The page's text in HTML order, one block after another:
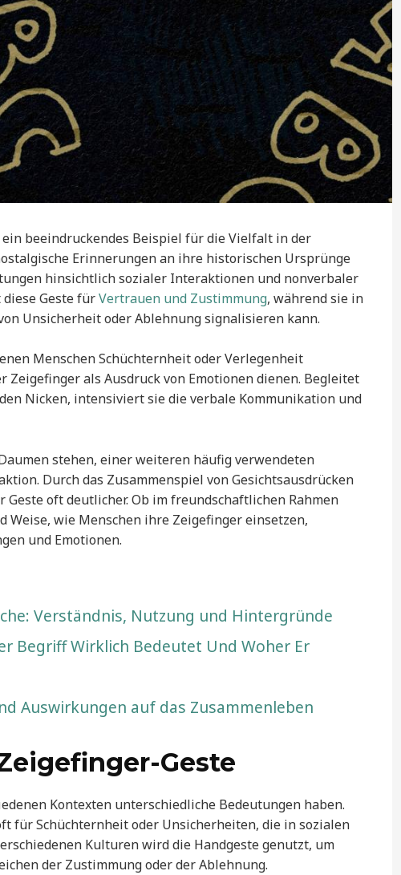
ein beeindruckendes Beispiel für die Vielfalt in der
Erinnerungen an ihre historischen Ursprünge
hinsichtlich sozialer Interaktionen und nonverbaler
Geste fürVertrauen und Zustimmung, während sie in
Unsicherheit oder Ablehnung signalisieren kann.
Menschen Schüchternheit oder Verlegenheit
als Ausdruck von Emotionen dienen. Begleitet
Nicken, intensiviert sie die verbale Kommunikation und
stehen, einer weiteren häufig verwendeten
Durch das Zusammenspiel von Gesichtsausdrücken
oft deutlicher. Ob im freundschaftlichen Rahmen
wie Menschen ihre Zeigefinger einsetzen,
und Emotionen.
Verständnis, Nutzung und Hintergründe
Begriff Wirklich Bedeutet Und Woher Er
Auswirkungen auf das Zusammenleben
Geste
Kontexten unterschiedliche Bedeutungen haben.
für Schüchternheit oder Unsicherheiten, die in sozialen
Kulturen wird die Handgeste genutzt, um
der Zustimmung oder der Ablehnung.